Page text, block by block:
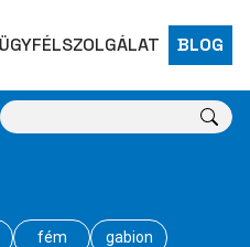
ÜGYFÉLSZOLGÁLAT BLOG
fém gabion